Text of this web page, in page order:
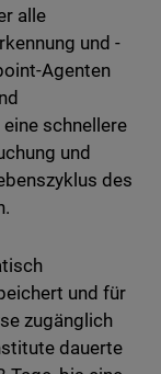
alle
und -
Agenten
schnellere
und
des
und für
zugänglich
dauerte